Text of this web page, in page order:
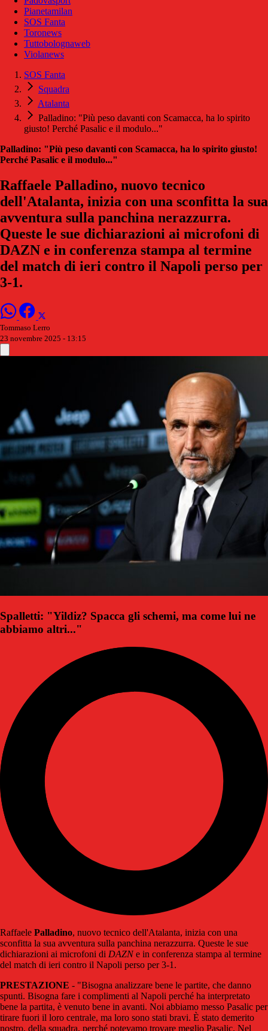
Pianetamilan
SOS Fanta
Toronews
Tuttobolognaweb
Violanews
SOS Fanta
Squadra
Atalanta
Palladino: "Più peso davanti con Scamacca, ha lo spirito
giusto! Perché Pasalic e il modulo..."
Palladino: "Più peso davanti con Scamacca, ha lo spirito giusto!
Perché Pasalic e il modulo..."
Raffaele Palladino, nuovo tecnico
dell'Atalanta, inizia con una sconfitta la sua
avventura sulla panchina nerazzurra.
Queste le sue dichiarazioni ai microfoni di
DAZN e in conferenza stampa al termine
del match di ieri contro il Napoli perso per
3-1.
Tommaso Lerro
23 novembre 2025 - 13:15
Spalletti: "Yildiz? Spacca gli schemi, ma come lui ne
abbiamo altri..."
Raffaele Palladino, nuovo tecnico dell'Atalanta, inizia con una
sconfitta la sua avventura sulla panchina nerazzurra. Queste le sue
dichiarazioni ai microfoni di DAZNe in conferenza stampa al termine
del match di ieri contro il Napoli perso per 3-1.
PRESTAZIONE - "Bisogna analizzare bene le partite, che danno
spunti. Bisogna fare i complimenti al Napoli perché ha interpretato
bene la partita, è venuto bene in avanti. Noi abbiamo messo Pasalic per
tirare fuori il loro centrale, ma loro sono stati bravi. È stato demerito
nostro, della squadra, perché potevamo trovare meglio Pasalic. Nel